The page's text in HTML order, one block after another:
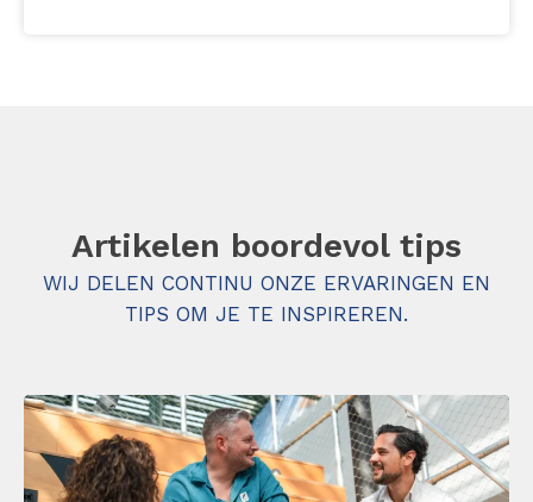
Artikelen boordevol tips
WIJ DELEN CONTINU ONZE ERVARINGEN EN
TIPS OM JE TE INSPIREREN.